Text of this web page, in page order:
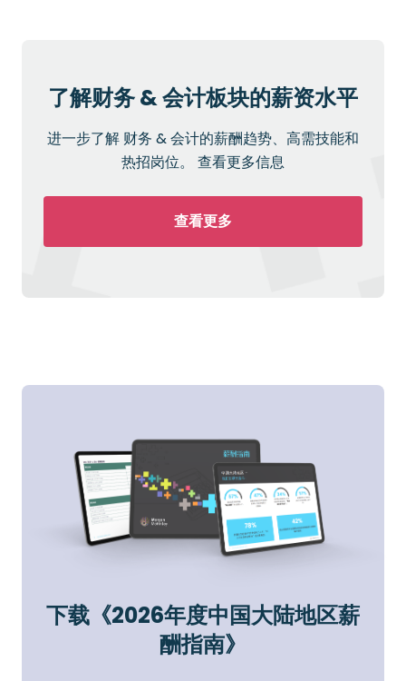
了解财务 & 会计板块的薪资水平
进一步了解 财务 & 会计的薪酬趋势、高需技能和
热招岗位。 查看更多信息
查看更多
下载《2026年度中国大陆地区薪
酬指南》